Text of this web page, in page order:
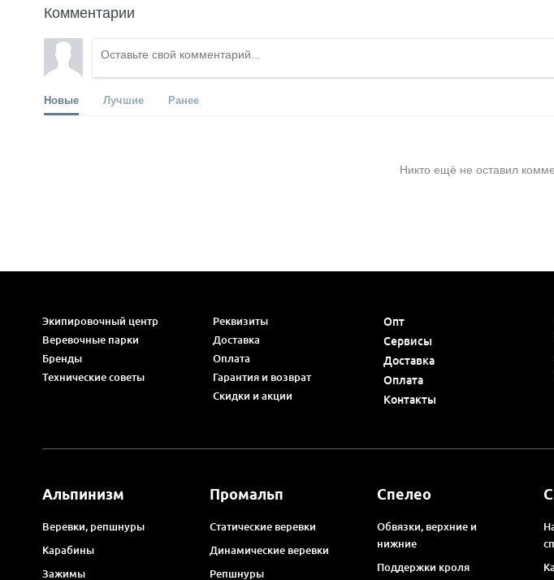
Комментарии
Новые Лучшие Ранее
Никто ещё не оставил
Экипировочный центр
Веревочные парки
Бренды
Технические советы
Реквизиты
Доставка
Оплата
Гарантия и возврат
Скидки и акции
Опт
Сервисы
Доставка
Оплата
Контакты
Альпинизм
Веревки, репшнуры
Карабины
Зажимы
Промальп
Статические веревки
Динамические веревки
Репшнуры
Спелео
Обвязки, верхние и
нижние
Поддержки кроля